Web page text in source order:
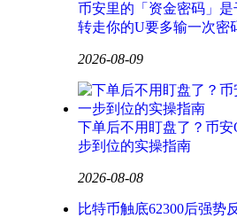
币安里的「资金密码」是
转走你的U要多输一次密
2026-08-09
下单后不用盯盘了？币
步到位的实操指南
2026-08-08
比特币触底62300后强势